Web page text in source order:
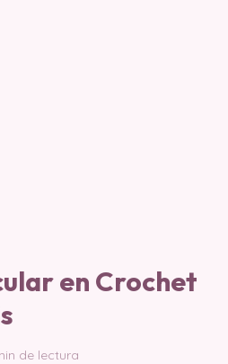
en Crochet
de lectura